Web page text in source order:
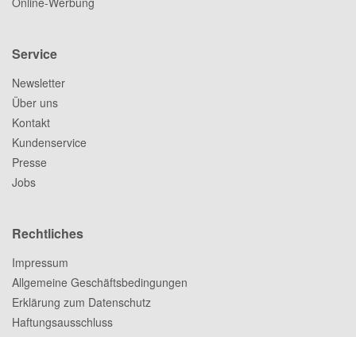
Service
Newsletter
Über uns
Kontakt
Kundenservice
Presse
Jobs
Rechtliches
Impressum
Allgemeine Geschäftsbedingungen
Erklärung zum Datenschutz
Haftungsausschluss